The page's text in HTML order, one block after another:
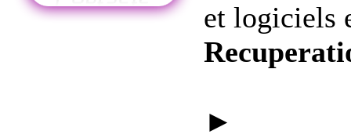
et logiciels
►